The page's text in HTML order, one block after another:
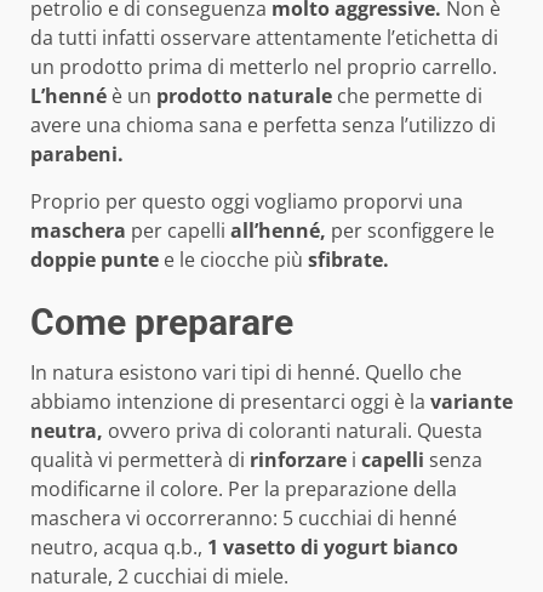
petrolio e di conseguenza molto aggressive. Non è
da tutti infatti osservare attentamente l’etichetta di
un prodotto prima di metterlo nel proprio carrello.
L’henné è un prodotto naturale che permette di
avere una chioma sana e perfetta senza l’utilizzo di
parabeni.
Proprio per questo oggi vogliamo proporvi una
maschera per capelli all’henné, per sconfiggere le
doppie punte e le ciocche più sfibrate.
Come preparare
In natura esistono vari tipi di henné. Quello che
abbiamo intenzione di presentarci oggi è la variante
neutra, ovvero priva di coloranti naturali. Questa
qualità vi permetterà di rinforzare i capelli senza
modificarne il colore. Per la preparazione della
maschera vi occorreranno: 5 cucchiai di henné
neutro, acqua q.b., 1 vasetto di yogurt bianco
naturale, 2 cucchiai di miele.